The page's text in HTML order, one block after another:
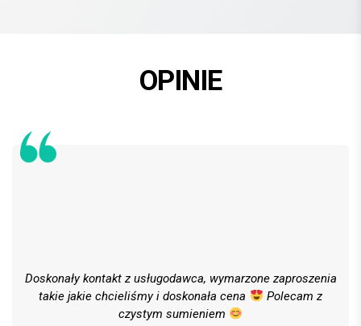
OPINIE
Doskonały kontakt z usługodawca, wymarzone zaproszenia
takie jakie chcieliśmy i doskonała cena
Polecam z
czystym sumieniem